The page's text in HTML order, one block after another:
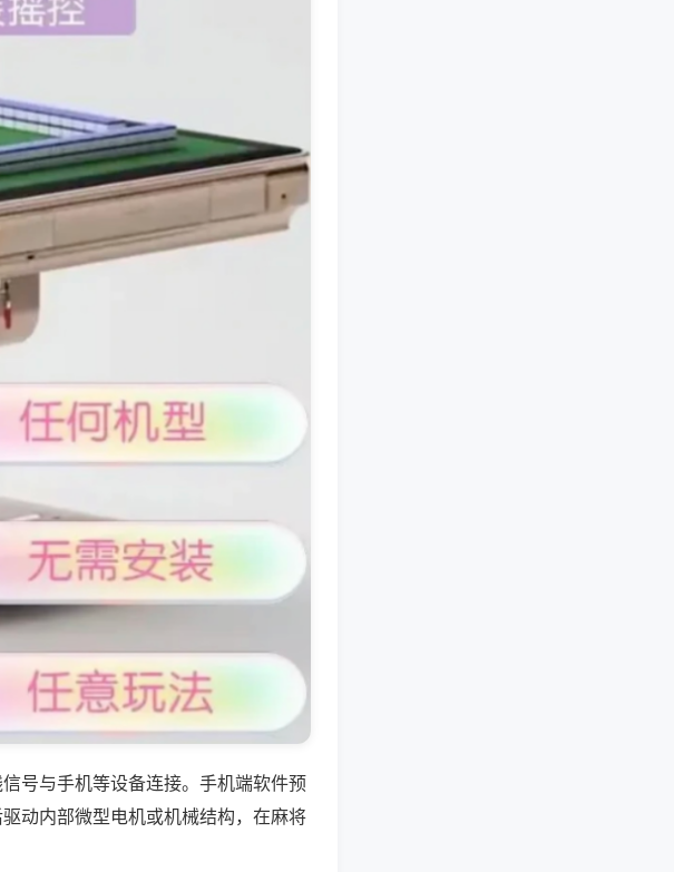
号与手机等设备连接。手机端软件预
动内部微型电机或机械结构，在麻将